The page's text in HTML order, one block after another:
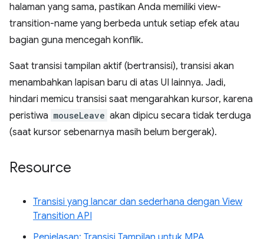
halaman yang sama, pastikan Anda memiliki view-
transition-name yang berbeda untuk setiap efek atau
bagian guna mencegah konflik.
Saat transisi tampilan aktif (bertransisi), transisi akan
menambahkan lapisan baru di atas UI lainnya. Jadi,
hindari memicu transisi saat mengarahkan kursor, karena
peristiwa mouseLeave akan dipicu secara tidak terduga
(saat kursor sebenarnya masih belum bergerak).
Resource
Transisi yang lancar dan sederhana dengan View
Transition API